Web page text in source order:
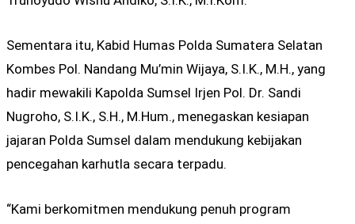
Sementara itu, Kabid Humas Polda Sumatera Selatan
Kombes Pol. Nandang Mu’min Wijaya, S.I.K., M.H., yang
hadir mewakili Kapolda Sumsel Irjen Pol. Dr. Sandi
Nugroho, S.I.K., S.H., M.Hum., menegaskan kesiapan
jajaran Polda Sumsel dalam mendukung kebijakan
pencegahan karhutla secara terpadu.
“Kami berkomitmen mendukung penuh program